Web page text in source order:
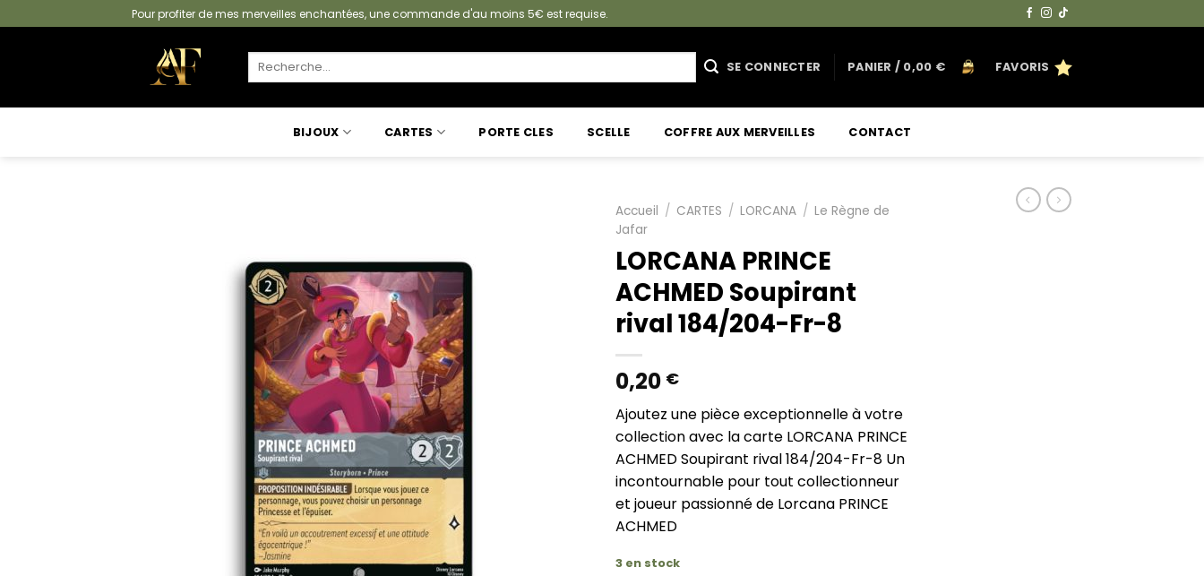
au
Pour profiter de mes merveilles enchantées, une commande d'au moins 5€ est requise.
Recherche
SE CONNECTER PANIER / 0,00 € FAVORIS
BIJOUX CARTES PORTE CLES SCELLE COFFRE AUX MERVEILLES CONTACT
Accueil / CARTES / LORCANA / Le Règne de
Jafar
LORCANA PRINCE
ACHMED Soupirant
rival 184/204-Fr-8
0,20 €
Ajoutez une pièce exceptionnelle à votre
collection avec la carte LORCANA PRINCE
ACHMED Soupirant rival 184/204-Fr-8 Un
incontournable pour tout collectionneur
et joueur passionné de Lorcana PRINCE
ACHMED
3 en stock